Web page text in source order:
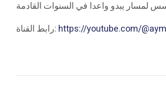
رابط القناة: https://youtube.com/